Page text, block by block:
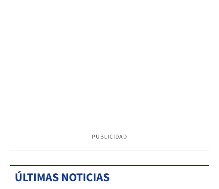
PUBLICIDAD
ÚLTIMAS NOTICIAS